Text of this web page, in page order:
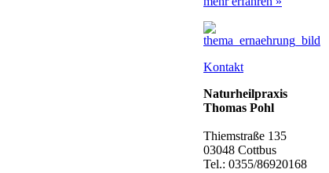
Kontakt
Naturheilpraxis
Thomas Pohl
Thiemstraße 135
03048 Cottbus
Tel.: 0355/86920168